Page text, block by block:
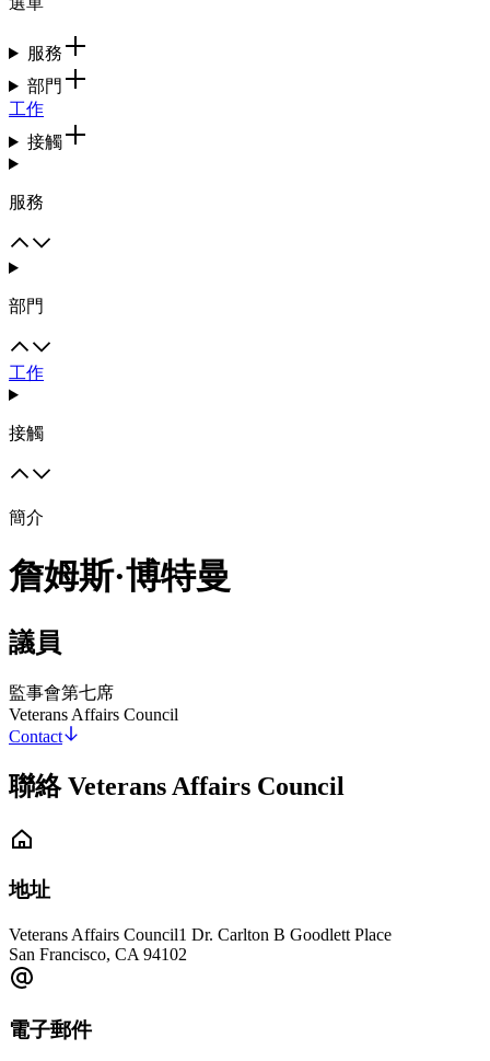
服務
部門
工作
接觸
服務
部門
工作
接觸
簡介
詹姆斯·博特曼
議員
監事會第七席
Veterans Affairs Council
Contact
聯絡 Veterans Affairs Council
地址
Veterans Affairs Council1 Dr. Carlton B Goodlett Place
San Francisco, CA 94102
電子郵件